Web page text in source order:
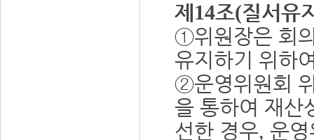
제 14조(질서유
①위원장은 회
유지하기 위하
②운영위원회
을 통하여 재산
선한 경우, 운